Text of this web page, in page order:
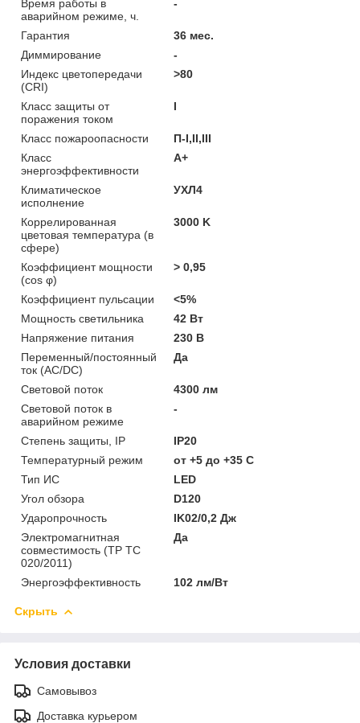
Время работы в
аварийном режиме, ч.
-
Гарантия
36 мес.
Диммирование
-
Индекс цветопередачи
(CRI)
>80
Класс защиты от
поражения током
I
Класс пожароопасности
П-I,II,ІІІ
Класс
энергоэффективности
A+
Климатическое
исполнение
УХЛ4
Коррелированная
цветовая температура (в
сфере)
3000 K
Коэффициент мощности
(cos φ)
> 0,95
Коэффициент пульсации
<5%
Мощность светильника
42 Вт
Напряжение питания
230 В
Переменный/постоянный
ток (AC/DC)
Да
Световой поток
4300 лм
Световой поток в
аварийном режиме
-
Степень защиты, IP
IP20
Температурный режим
от +5 до +35 C
Тип ИС
LED
Угол обзора
D120
Ударопрочность
IK02/0,2 Дж
Электромагнитная
совместимость (ТР ТС
020/2011)
Да
Энергоэффективность 102 лм/Вт
Скрыть
Условия доставки
Самовывоз
Доставка курьером